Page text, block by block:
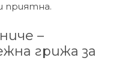
приятна.
–
грижа за